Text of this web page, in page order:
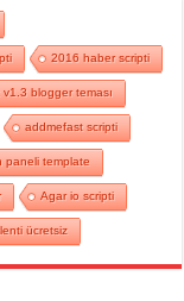
2016 haber scripti
v1.3 blogger teması
addmefast scripti
paneli template
Agar io scripti
ücretsiz